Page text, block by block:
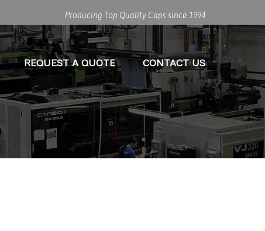
Producing Top Quality Caps since 1994
REQUEST A QUOTE CONTACT US